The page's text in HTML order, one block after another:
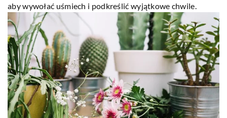
aby wywołać uśmiech i podkreślić wyjątkowe chwile.